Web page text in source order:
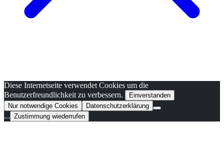
Diese Internetseite verwendet Cookies um die
Benutzerfreundlichkeit zu verbessern.
Einverstanden
Nur notwendige Cookies
Datenschutzerklärung
... Zustimmung wiederrufen